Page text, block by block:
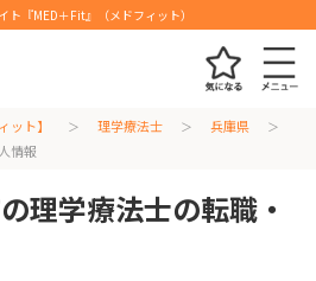
『MED＋Fit』（メドフィット）
ット】 理学療法士
兵庫県
情報
理学療法士の転職・